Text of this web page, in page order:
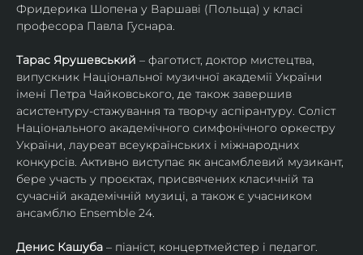
Фридерика Шопена у Варшаві (Польща) у класі
професора Павла Гуснара.
Тарас Ярушевський – фаготист, доктор мистецтва,
випускник Національної музичної академії України
імені Петра Чайковського, де також завершив
асистентуру-стажування та творчу аспірантуру. Соліст
Національного академічного симфонічного оркестру
України, лауреат всеукраїнських і міжнародних
конкурсів. Активно виступає як ансамблевий музикант,
бере участь у проєктах, присвячених класичній та
сучасній академічній музиці, а також є учасником
ансамблю Ensemble 24.
Денис Кашуба – піаніст, концертмейстер і педагог.